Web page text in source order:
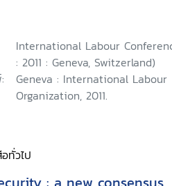
a Fair Globalization, 2011
agenda
International Labour
: 2011 : Geneva, Switzerland)
Geneva : International Labour
Organization, 2011.
ทั่วไป